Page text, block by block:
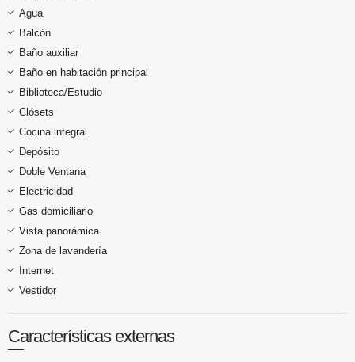
Agua
Balcón
Baño auxiliar
Baño en habitación principal
Biblioteca/Estudio
Clósets
Cocina integral
Depósito
Doble Ventana
Electricidad
Gas domiciliario
Vista panorámica
Zona de lavandería
Internet
Vestidor
Características externas